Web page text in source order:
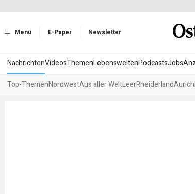
Menü E-Paper Newsletter
NachrichtenVideosThemenLebensweltenPodcastsJobs
Top-ThemenNordwestAus aller WeltLeerRheiderlandAurich